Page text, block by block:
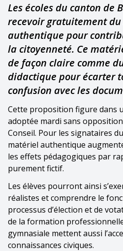
Les écoles du canton de
recevoir gratuitement
authentique pour
la citoyenneté. Ce
de façon claire comme
didactique pour écarter
confusion avec les
Cette proposition figure dans
adoptée mardi sans
Conseil. Pour les signataires
matériel authentique
les effets pédagogiques par
purement fictif.
Les élèves pourront ainsi
réalistes et comprendre le
processus d’élection et de
de la formation
gymnasiale mettent aussi
connaissances civiques.